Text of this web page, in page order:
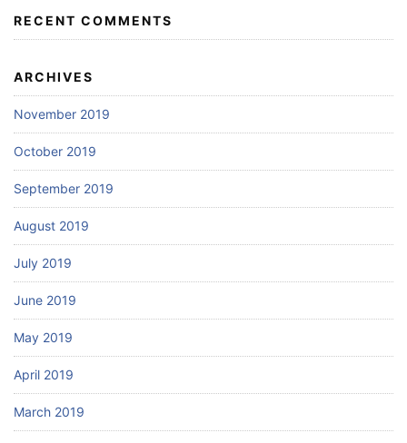
RECENT COMMENTS
ARCHIVES
November 2019
October 2019
September 2019
August 2019
July 2019
June 2019
May 2019
April 2019
March 2019